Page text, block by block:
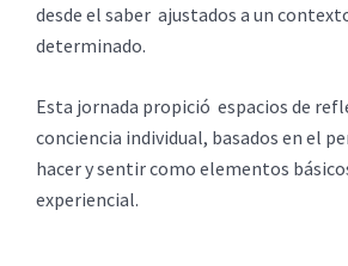
desde el saber ajustados a un
determinado.
Esta jornada propició espacios de
conciencia individual, basados en el
hacer y sentir como elementos
experiencial.